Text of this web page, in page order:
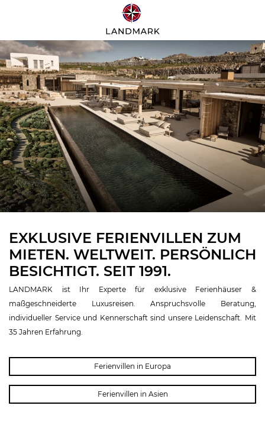
EXKLUSIVE FERIENVILLEN ZUM
MIETEN. WELTWEIT. PERSÖNLICH
BESICHTIGT. SEIT 1991.
LANDMARK ist Ihr Experte für exklusive Ferienhäuser &
maßgeschneiderte Luxusreisen. Anspruchsvolle Beratung,
individueller Service und Kennerschaft sind unsere Leidenschaft. Mit
35 Jahren Erfahrung.
Ferienvillen in Europa
Ferienvillen in Asien